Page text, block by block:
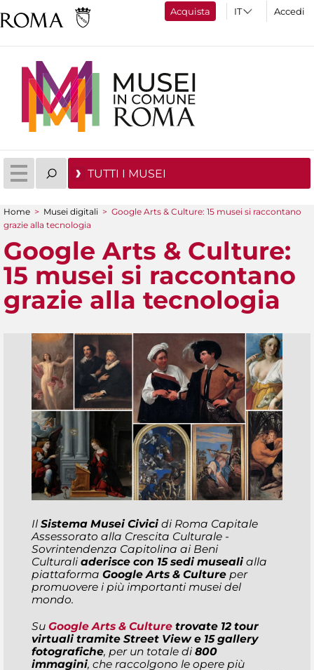
Acquista Accedi
TUTTI I MUSEI
Tu sei qui
Home > Musei digitali > Google Arts & Culture: 15 musei si raccontano
grazie alla tecnologia
Google Arts & Culture:
15 musei si raccontano
grazie alla tecnologia
Il Sistema Musei Civici di Roma Capitale
Assessorato alla Crescita Culturale -
Sovrintendenza Capitolina ai Beni
Culturali aderisce con 15 sedi museali alla
piattaforma Google Arts & Culture per
promuovere i più importanti musei del
mondo.
Su Google Arts & Culture trovate 12 tour
virtuali tramite Street View e 15 gallery
fotografiche, per un totale di 800
immagini, che raccolgono le opere più